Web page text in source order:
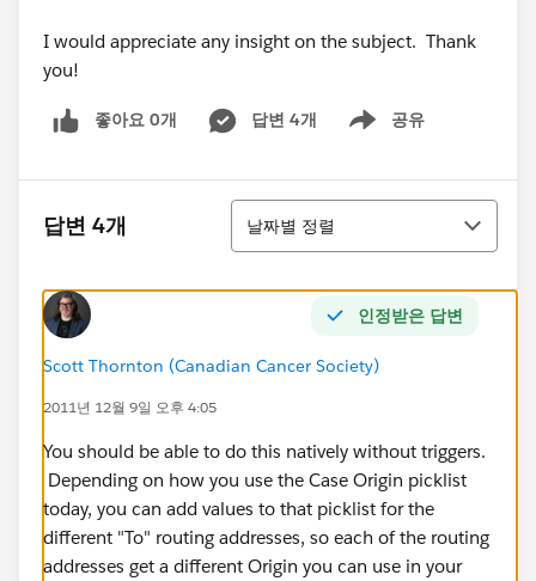
I would appreciate any insight on the subject. Thank
you!
좋아요 0개 답변 4개 공유
Show menu
답변 4개
정렬
날짜별 정렬
인정받은 답변
Scott Thornton (Canadian Cancer Society)
2011년 12월 9일 오후 4:05
You should be able to do this natively without triggers.
Depending on how you use the Case Origin picklist
today, you can add values to that picklist for the
different "To" routing addresses, so each of the routing
addresses get a different Origin you can use in your